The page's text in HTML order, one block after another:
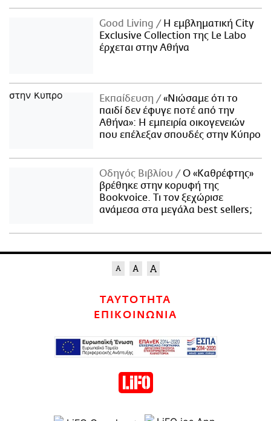
Good Living
Η εμβληματική City
Exclusive Collection της Le Labo
έρχεται στην Αθήνα
Εκπαίδευση
«Νιώσαμε ότι το
παιδί δεν έφυγε ποτέ από την
Αθήνα»: Η εμπειρία οικογενειών
που επέλεξαν σπουδές στην Κύπρο
Οδηγός Βιβλίου
Ο «Καθρέφτης»
βρέθηκε στην κορυφή της
Bookvoice. Τι τον ξεχώρισε
ανάμεσα στα μεγάλα best sellers;
ΤΑΥΤΟΤΗΤΑ
ΕΠΙΚΟΙΝΩΝΙΑ